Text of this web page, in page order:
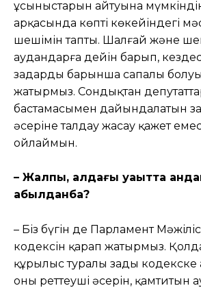
ұсыныстарын айтуына
арқасында көптің көкейіндегі
шешімін тапты. Шалғай жəне
аудандарға дейін барып,
заңдардың барынша сапалы
жатырмыз. Сондықтан
бастамасымен дайындалатын
əсеріне талдау жасау қажет
ойлаймын.
– Жалпы, алдағы уақытта
қабылданбақ?
– Біз бүгін де Парламент
кодексін қарап жатырмыз.
құрылыс туралы заңды
оның реттеуші əсерін, қамтитын